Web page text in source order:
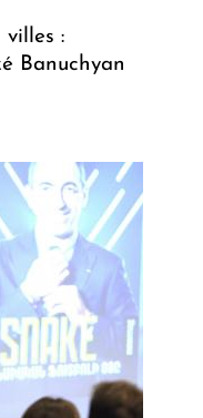
villes :
Banuchyan